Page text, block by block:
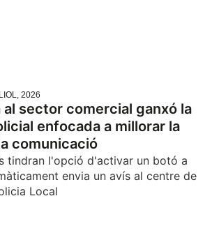
2026
al sector comercial ganxó la
enfocada a millorar la
comunicació
tindran l'opció d'activar un botó a
envia un avís al centre de
Local